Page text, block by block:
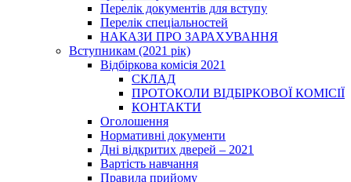
Перелік документів для вступу
Перелік спеціальностей
НАКАЗИ ПРО ЗАРАХУВАННЯ
Вступникам (2021 рік)
Відбіркова комісія 2021
СКЛАД
ПРОТОКОЛИ ВІДБІРКОВОЇ КОМІСІЇ
КОНТАКТИ
Оголошення
Нормативні документи
Дні відкритих дверей – 2021
Вартість навчання
Правила прийому